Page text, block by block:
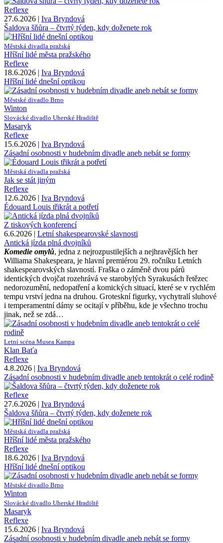
Reflexe
27.6.2026 | Iva Bryndová
Šaldova šňůra – čtvrtý týden, kdy doženete rok
Městská divadla pražská
Hříšní lidé města pražského
Reflexe
18.6.2026 | Iva Bryndová
Hříšní lidé dnešní optikou
Městské divadlo Brno
Winton
Slovácké divadlo Uherské Hradiště
Masaryk
Reflexe
15.6.2026 | Iva Bryndová
Zásadní osobnosti v hudebním divadle aneb nebát se formy
Městská divadla pražská
Jak se stát jiným
Reflexe
12.6.2026 | Iva Bryndová
Édouard Louis třikrát a potřetí
Z tiskových konferencí
6.6.2026 | Letní shakespearovské slavnosti
Antická jízda plná dvojníků
Komedie omylů, jedna z nejrozpustilejších a nejhravějších her
Williama Shakespeara, je hlavní premiérou 29. ročníku Letních
shakespearovských slavností. Fraška o záměně dvou párů
identických dvojčat rozehrává ve starobylých Syrakusách řetězec
nedorozumění, nedopatření a komických situací, které se v rychlém
tempu vrství jedna na druhou. Groteskní figurky, vychytralí sluhové
i temperamentní dámy se ocitají v příběhu, kde je všechno trochu
jinak, než se zdá…
Letní scéna Musea Kampa
Klan Baťa
Reflexe
4.8.2026 | Iva Bryndová
Zásadní osobnosti v hudebním divadle aneb tentokrát o celé rodině
Reflexe
27.6.2026 | Iva Bryndová
Šaldova šňůra – čtvrtý týden, kdy doženete rok
Městská divadla pražská
Hříšní lidé města pražského
Reflexe
18.6.2026 | Iva Bryndová
Hříšní lidé dnešní optikou
Městské divadlo Brno
Winton
Slovácké divadlo Uherské Hradiště
Masaryk
Reflexe
15.6.2026 | Iva Bryndová
Zásadní osobnosti v hudebním divadle aneb nebát se formy